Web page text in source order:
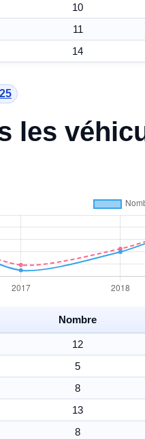
10
11
14
les
Nombre
12
5
8
13
8